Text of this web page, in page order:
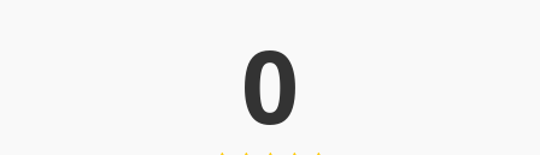
0